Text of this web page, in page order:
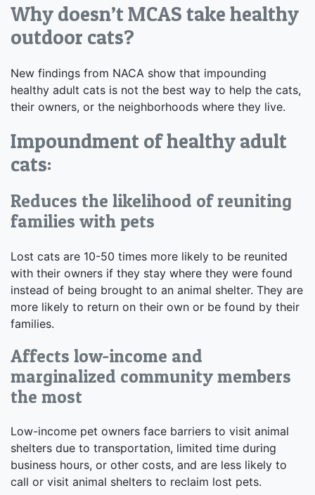
Why doesn’t MCAS take healthy
outdoor cats?
New findings from NACA show that impounding
healthy adult cats is not the best way to help the cats,
their owners, or the neighborhoods where they live.
Impoundment of healthy adult
cats:
Reduces the likelihood of reuniting
families with pets
Lost cats are 10-50 times more likely to be reunited
with their owners if they stay where they were found
instead of being brought to an animal shelter. They are
more likely to return on their own or be found by their
families.
Affects low-income and
marginalized community members
the most
Low-income pet owners face barriers to visit animal
shelters due to transportation, limited time during
business hours, or other costs, and are less likely to
call or visit animal shelters to reclaim lost pets.